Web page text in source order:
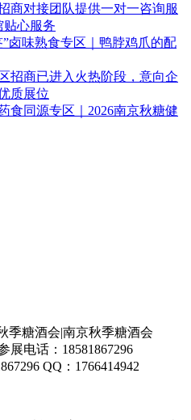
商对接团队提供一对一咨询服
贴心服务
”卤味熟食专区｜鸭脖鸡爪的配
招商已进入火热阶段，意向企
质展位
食同源专区｜2026南京秋糖健
季糖酒会|南京秋季糖酒会
展电话：18581867296
QQ：1766414942